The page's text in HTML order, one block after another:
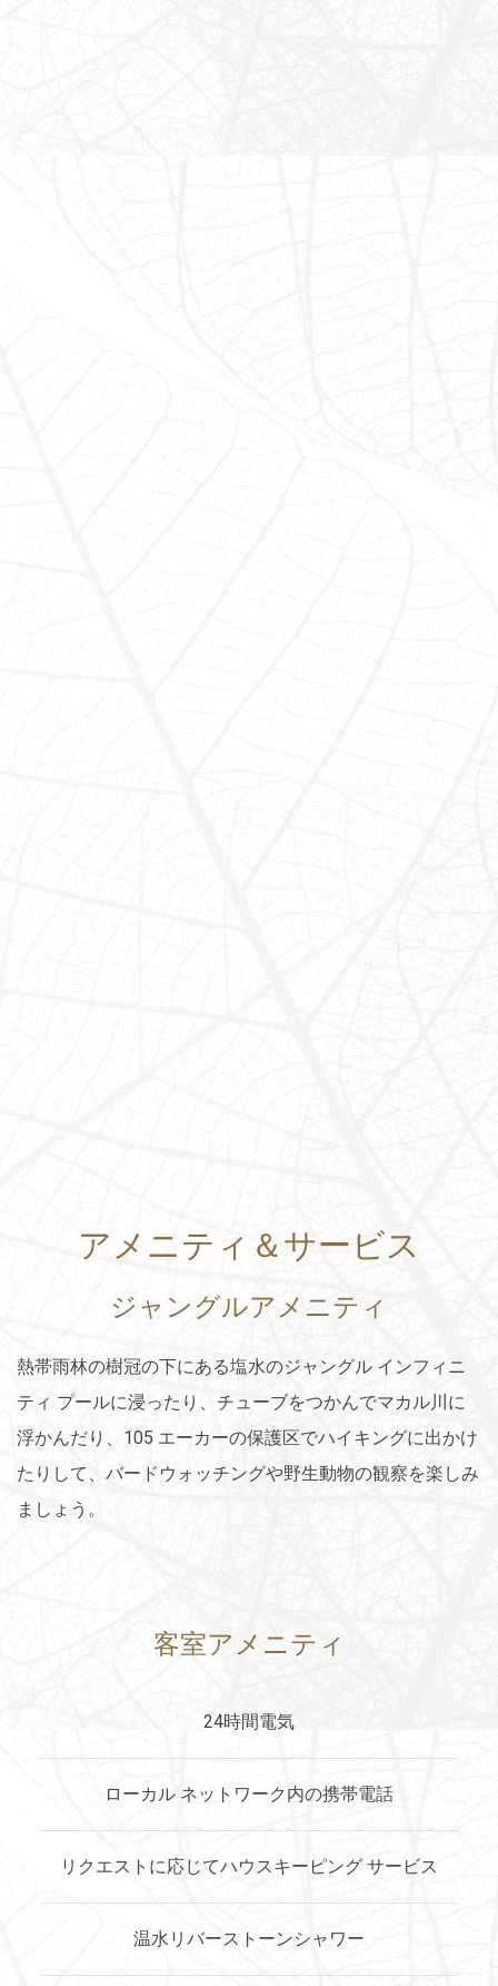
アメニティ＆サービス
ジャングルアメニティ
熱帯雨林の樹冠の下にある塩水のジャングル インフィニ
ティ プールに浸ったり、チューブをつかんでマカル川に
浮かんだり、105 エーカーの保護区でハイキングに出かけ
たりして、バードウォッチングや野生動物の観察を楽しみ
ましょう。
客室アメニティ
24時間電気
ローカル ネットワーク内の携帯電話
リクエストに応じてハウスキーピング サービス
温水リバーストーンシャワー